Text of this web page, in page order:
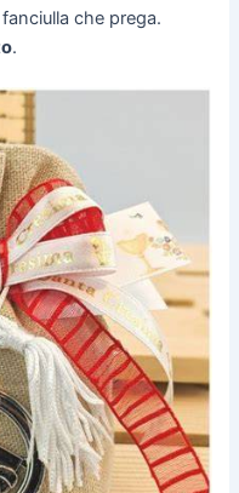
che prega.
.